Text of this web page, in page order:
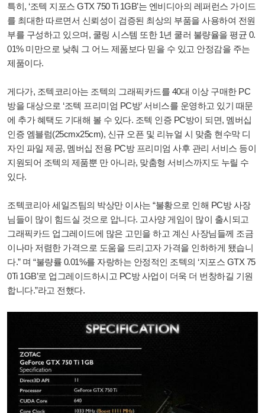
특히, ‘조텍 지포스 GTX 750 Ti 1GB’는 엔비디아의 레퍼런스 가이드
를 최대한 따르면서 신뢰성이 검증된 최상의 부품을 사용하여 전원
부를 구성하고 있으며, 쿨링 시스템 또한 1년 쿨러 불량율을 평균 0.
01% 미만으로 낮춰 그 어느 제품보다 믿을 수 있고 안정감을 주는
제품이다.
게다가, 조텍코리아는 조텍의 그래픽카드를 40대 이상 구매한 PC
방을 대상으로 ‘조텍 프리미엄 PC방’ 서비스를 운영하고 있기 때문
에 추가 혜택도 기대해 볼 수 있다. 조텍 인증 PC방이 되면, 멤버십
인증 엠블럼(25cmx25cm), 신규 오픈 및 리뉴얼 시 맞춤 현수막 디
자인 파일 제공, 멤버십 전용 PC방 프리미엄 사후 관리 서비스 등이
지원되어 조텍의 제품뿐 만 아니라, 맞춤형 서비스까지도 누릴 수
있다.
조텍코리아 세일즈팀의 박상만 이사는 “불황으로 인해 PC방 사장
님들이 많이 힘드실 것으로 압니다. 고사양 게임이 많이 출시되고
그래픽카드 업그레이드에 많은 고민을 하고 계신 사장님들께 조금
이나마 저렴한 가격으로 도움을 드리고자 가격을 인하하게 됐습니
다.” 며 “불량률 0.01%를 자랑하는 안정적인 조텍의 ‘지포스 GTX 75
0Ti 1GB’로 업그레이드하시고 PC방 사업이 더욱 더 번창하길 기원
합니다.”라고 전했다.